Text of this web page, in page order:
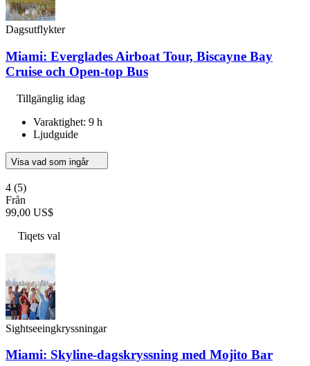
Dagsutflykter
Miami: Everglades Airboat Tour, Biscayne Bay
Cruise och Open-top Bus
Tillgänglig idag
Varaktighet: 9 h
Ljudguide
Visa vad som ingår
4 (5)
Från
99,00 US$
Tiqets val
Sightseeingkryssningar
Miami: Skyline-dagskryssning med Mojito Bar